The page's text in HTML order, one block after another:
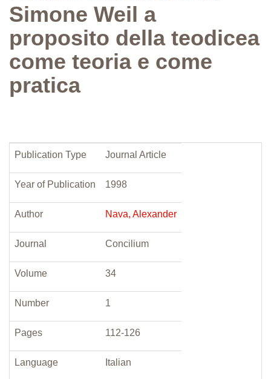
Simone Weil a
proposito della teodicea
come teoria e come
pratica
Publication Type Journal Article
Year of Publication 1998
Author Nava, Alexander
Journal Concilium
Volume 34
Number 1
Pages 112-126
Language Italian